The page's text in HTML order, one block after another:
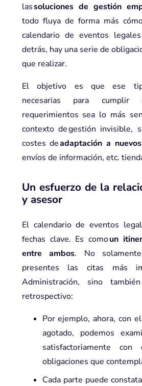
lassoluciones de gestión
todo fluya de forma más
calendario de eventos
detrás, hay una serie de
que realizar.
El objetivo es que ese
necesarias para
requerimientos sea lo más
contexto degestión invisible,
costes deadaptación a
envíos de información, etc.
Un esfuerzo de la
y asesor
El calendario de eventos
fechas clave. Es comoun
entre ambos. No
presentes las citas más
Administración, sino
retrospectivo:
Por ejemplo, ahora, con
agotado, podemos
satisfactoriamente
obligaciones que
Cada parte puede